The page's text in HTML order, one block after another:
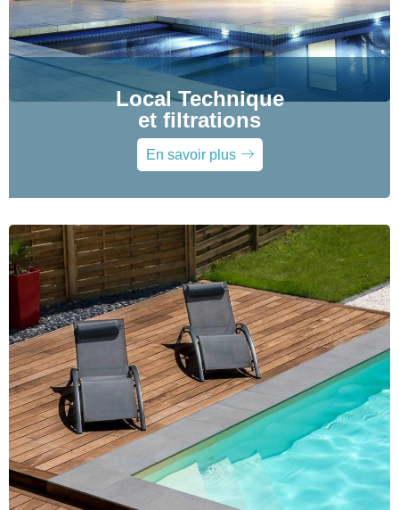
Local Technique
et filtrations
En savoir plus